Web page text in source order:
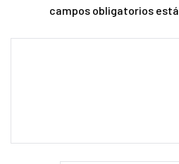
campos obligatorios